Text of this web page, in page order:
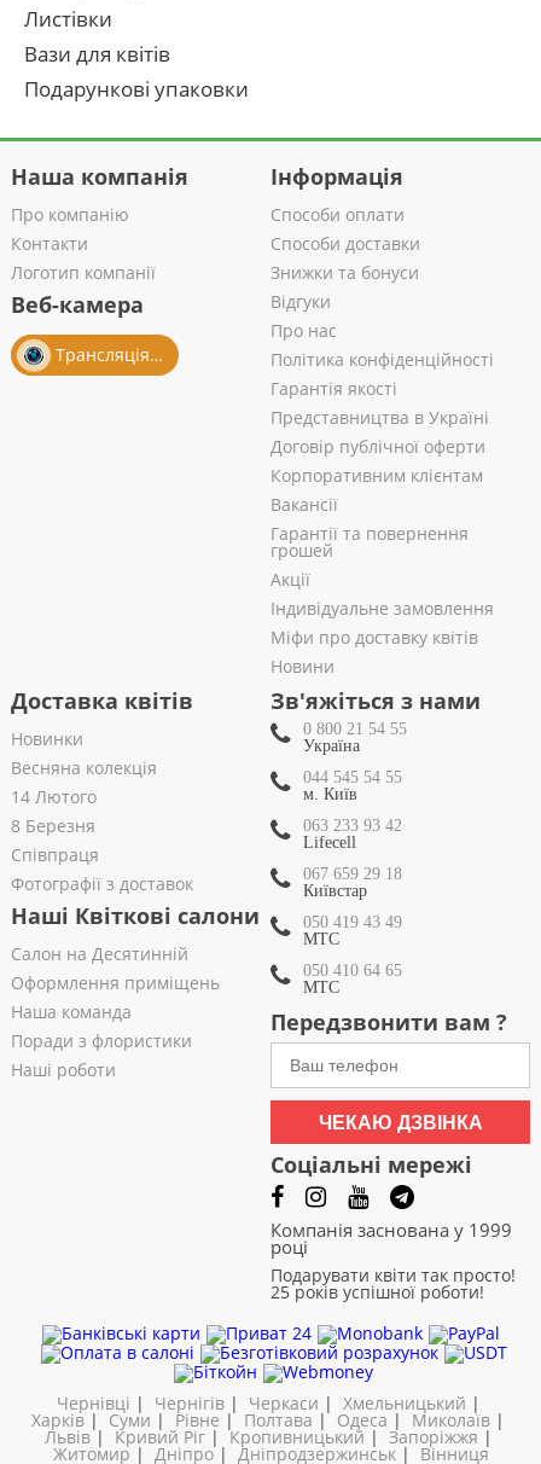
Листівки
Вази для квітів
Подарункові упаковки
Наша компанія
Про компанію
Контакти
Логотип компанії
Веб-камера
Трансляція із салону
Інформація
Способи оплати
Способи доставки
Знижки та бонуси
Відгуки
Про нас
Політика конфіденційності
Гарантія якості
Представництва в Україні
Договір публічної оферти
Корпоративним клієнтам
Вакансії
Гарантії та повернення
грошей
Акції
Індивідуальне замовлення
Міфи про доставку квітів
Новини
Доставка квітів
Новинки
Весняна колекція
14 Лютого
8 Березня
Співпраця
Фотографії з доставок
Наші Квіткові салони
Салон на Десятинній
Оформлення приміщень
Наша команда
Поради з флористики
Наші роботи
Зв'яжіться з нами
0 800 21 54 55
Україна
044 545 54 55
м. Київ
063 233 93 42
Lifecell
067 659 29 18
Київстар
050 419 43 49
МТС
050 410 64 65
МТС
Передзвонити вам ?
ЧЕКАЮ ДЗВІНКА
Соціальні мережі
Компанія заснована у 1999
році
Подарувати квіти так просто!
25 років успішної роботи!
Чернівці | Чернігів| Черкаси | Хмельницький |
Харків | Суми | Рівне | Полтава | Одеса | Миколаїв |
Львів| Кривий Ріг|Кропивницький | Запоріжжя |
Житомир | Дніпро| Дніпродзержинськ| Вінниця